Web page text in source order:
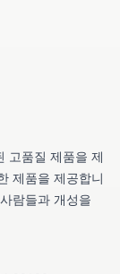
고품질 제품을 제
제품을 제공합니
람들과 개성을